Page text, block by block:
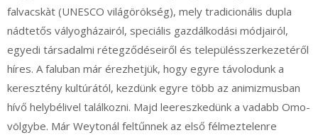
falvacskàt (UNESCO világörökség), mely tradicionális dupla
nádtetős vályogházairól, speciális gazdálkodási módjairól,
egyedi társadalmi rétegződéseiről és településszerkezetéről
híres. A faluban már érezhetjük, hogy egyre távolodunk a
keresztény kultúrától, kezdünk egyre több az animizmusban
hívő helybélivel találkozni. Majd leereszkedünk a vadabb Omo-
völgybe. Már Weytonál feltűnnek az első félmeztelenre